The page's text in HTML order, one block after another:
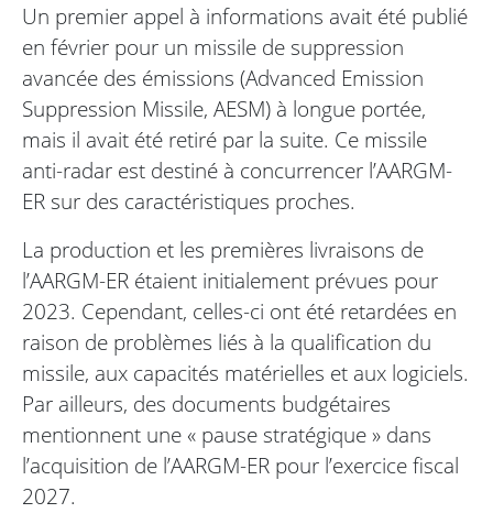
Un premier appel à informations avait été publié
en février pour un missile de suppression
avancée des émissions (Advanced Emission
Suppression Missile, AESM) à longue portée,
mais il avait été retiré par la suite. Ce missile
anti-radar est destiné à concurrencer l’AARGM-
ER sur des caractéristiques proches.
La production et les premières livraisons de
l’AARGM-ER étaient initialement prévues pour
2023. Cependant, celles-ci ont été retardées en
raison de problèmes liés à la qualification du
missile, aux capacités matérielles et aux logiciels.
Par ailleurs, des documents budgétaires
mentionnent une « pause stratégique » dans
l’acquisition de l’AARGM-ER pour l’exercice fiscal
2027.